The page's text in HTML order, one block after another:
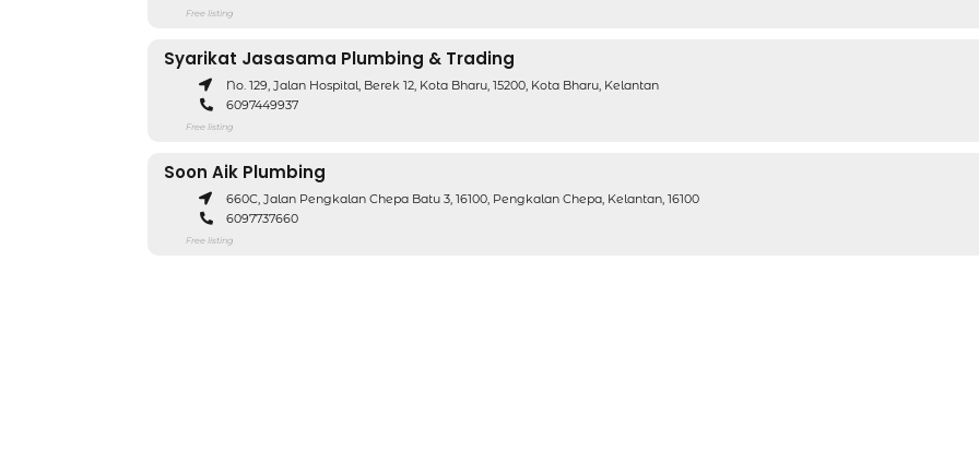
Free listing
Syarikat Jasasama Plumbing & Trading
No. 129, Jalan Hospital, Berek 12, Kota Bharu, 15200, Kota Bharu, Kelantan
6097449937
Free listing
Soon Aik Plumbing
660C, Jalan Pengkalan Chepa Batu 3, 16100, Pengkalan Chepa, Kelantan, 16100
6097737660
Free listing